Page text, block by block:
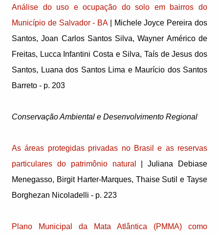
Análise do uso e ocupação do solo em bairros do
Município de Salvador - BA| Michele Joyce Pereira dos
Santos, Joan Carlos Santos Silva, Wayner Américo de
Freitas, Lucca Infantini Costa e Silva, Taís de Jesus dos
Santos, Luana dos Santos Lima e Maurício dos Santos
Barreto - p. 203
Conservação Ambiental e Desenvolvimento Regional
As áreas protegidas privadas no Brasil e as reservas
particulares do patrimônio natural
| Juliana Debiase
Menegasso, Birgit Harter-Marques, Thaise Sutil e Tayse
Borghezan Nicoladelli - p. 223
Plano Municipal da Mata Atlântica (PMMA) como